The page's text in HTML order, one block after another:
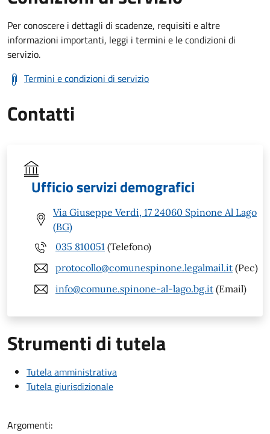
Per conoscere i dettagli di scadenze, requisiti e altre
informazioni importanti, leggi i termini e le condizioni di
servizio.
Termini e condizioni di servizio
Contatti
Ufficio servizi demografici
Via Giuseppe Verdi, 17 24060 Spinone Al Lago
(BG)
035 810051 (Telefono)
protocollo@comunespinone.legalmail.it (Pec)
info@comune.spinone-al-lago.bg.it (Email)
Strumenti di tutela
Tutela amministrativa
Tutela giurisdizionale
Argomenti: